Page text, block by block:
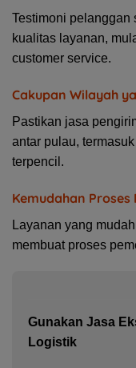
Testimoni pelanggan
kualitas layanan,
customer service.
Cakupan Wilayah
Pastikan jasa
antar pulau,
terpencil.
Kemudahan Proses
Layanan yang
membuat proses
Gunakan Jasa
Logistik